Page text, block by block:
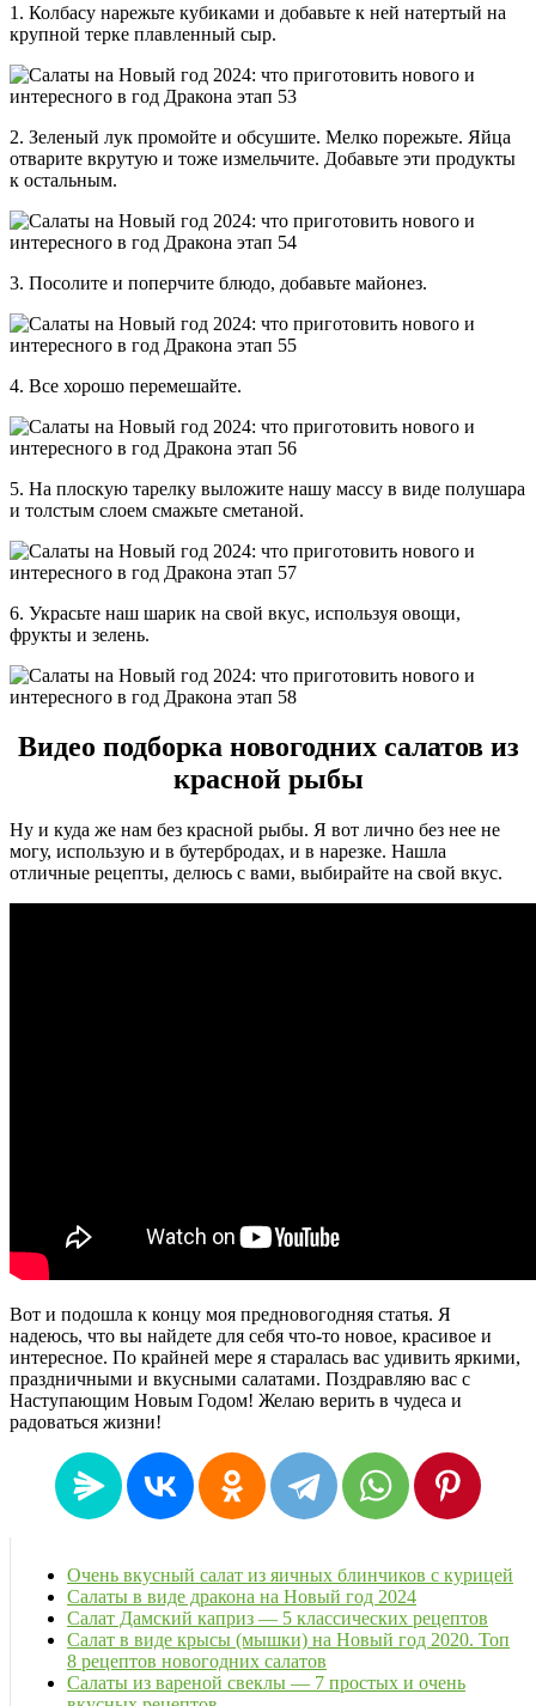
1. Колбасу нарежьте кубиками и добавьте к ней натертый на
крупной терке плавленный сыр.
2. Зеленый лук промойте и обсушите. Мелко порежьте. Яйца
отварите вкрутую и тоже измельчите. Добавьте эти продукты
к остальным.
3. Посолите и поперчите блюдо, добавьте майонез.
4. Все хорошо перемешайте.
5. На плоскую тарелку выложите нашу массу в виде полушара
и толстым слоем смажьте сметаной.
6. Украсьте наш шарик на свой вкус, используя овощи,
фрукты и зелень.
Видео подборка новогодних салатов из
красной рыбы
Ну и куда же нам без красной рыбы. Я вот лично без нее не
могу, использую и в бутербродах, и в нарезке. Нашла
отличные рецепты, делюсь с вами, выбирайте на свой вкус.
Вот и подошла к концу моя предновогодняя статья. Я
надеюсь, что вы найдете для себя что-то новое, красивое и
интересное. По крайней мере я старалась вас удивить яркими,
праздничными и вкусными салатами. Поздравляю вас с
Наступающим Новым Годом! Желаю верить в чудеса и
радоваться жизни!
Очень вкусный салат из яичных блинчиков с курицей
Салаты в виде дракона на Новый год 2024
Салат Дамский каприз — 5 классических рецептов
Салат в виде крысы (мышки) на Новый год 2020. Топ
8 рецептов новогодних салатов
Салаты из вареной свеклы — 7 простых и очень